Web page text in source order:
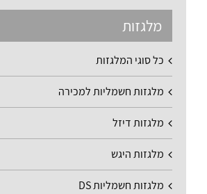
מלגזות
כל סוגי המלגזות
מלגזות חשמליות למכירה
מלגזות דיזל
מלגזות היגש
מלגזות חשמליות DS